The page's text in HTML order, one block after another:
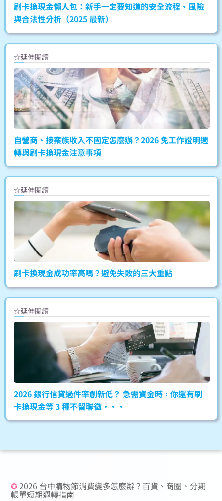
刷卡換現金懶人包：新手一定要知道的安全流程、風險
與合法性分析（2025 最新）
☆延伸閱讀
自營商、接案族收入不固定怎麼辦？2026 免工作證明週
轉與刷卡換現金注意事項
☆延伸閱讀
刷卡換現金成功率高嗎？避免失敗的三大重點
☆延伸閱讀
2026 銀行信貸過件率創新低？ 急需資金時，你還有刷
卡換現金等 3 種不留聯徵···
✪2026 台中購物節消費變多怎麼辦？百貨、商圈、分期
帳單短期週轉指南